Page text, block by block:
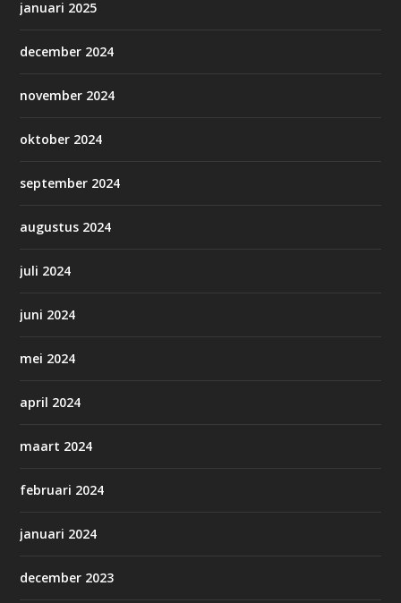
januari 2025
december 2024
november 2024
oktober 2024
september 2024
augustus 2024
juli 2024
juni 2024
mei 2024
april 2024
maart 2024
februari 2024
januari 2024
december 2023